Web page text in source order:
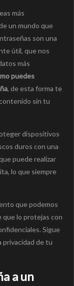
más
un mundo que
son una
útil, que nos
más
puedes
, de esta forma te
sin tu
dispositivos
duros con una
puede realizar
lo que siempre
que podemos
que lo protejas con
Sigue
privacidad de tu
a un